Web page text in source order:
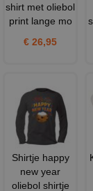
shirt met oliebol
print lange mo
€ 26,95
Shirtje happy
new year
oliebol shirtje